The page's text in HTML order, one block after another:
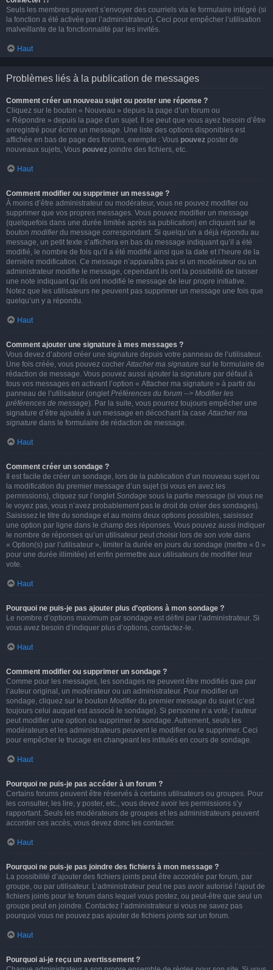
Seuls les membres peuvent s’envoyer des courriels via le formulaire intégré (si
la fonction a été activée par l’administrateur). Ceci pour empêcher l’utilisation
malveillante de la fonctionnalité par les invités.
Haut
Problèmes liés à la publication de messages
Comment créer un nouveau sujet ou poster une réponse ?
Cliquez sur le bouton « Nouveau » depuis la page d’un forum ou
« Répondre » depuis la page d’un sujet. Il se peut que vous ayez besoin d’être
enregistré pour écrire un message. Une liste des options disponibles est
affichée en bas de page des forums, exemple : Vous pouvez poster de
nouveaux sujets, Vous pouvez joindre des fichiers, etc.
Haut
Comment modifier ou supprimer un message ?
À moins d’être administrateur ou modérateur, vous ne pouvez modifier ou
supprimer que vos propres messages. Vous pouvez modifier un message
(quelquefois dans une durée limitée après sa publication) en cliquant sur le
bouton modifierdu message correspondant. Si quelqu’un a déjà répondu au
message, un petit texte s’affichera en bas du message indiquant qu’il a été
modifié, le nombre de fois qu’il a été modifié ainsi que la date et l’heure de la
dernière modification. Ce message n’apparaîtra pas si un modérateur ou un
administrateur modifie le message, cependant ils ont la possibilité de laisser
une note indiquant qu’ils ont modifié le message de leur propre initiative.
Notez que les utilisateurs ne peuvent pas supprimer un message une fois que
quelqu’un y a répondu.
Haut
Comment ajouter une signature à mes messages ?
Vous devez d’abord créer une signature depuis votre panneau de l’utilisateur.
Une fois créée, vous pouvez cocherAttacher ma signature sur le formulaire de
rédaction de message. Vous pouvez aussi ajouter la signature par défaut à
tous vos messages en activant l’option « Attacher ma signature » à partir du
panneau de l’utilisateur (onglet Préférences du forum --> Modifier les
préférences de message). Par la suite, vous pourrez toujours empêcher une
signature d’être ajoutée à un message en décochant la caseAttacher ma
signature dans le formulaire de rédaction de message.
Haut
Comment créer un sondage ?
Il est facile de créer un sondage, lors de la publication d’un nouveau sujet ou
la modification du premier message d’un sujet (si vous en avez les
permissions), cliquez sur l’onglet Sondage sous la partie message (si vous ne
le voyez pas, vous n’avez probablement pas le droit de créer des sondages).
Saisissez le titre du sondage et au moins deux options possibles, saisissez
une option par ligne dans le champ des réponses. Vous pouvez aussi indiquer
le nombre de réponses qu’un utilisateur peut choisir lors de son vote dans
« Option(s) par l’utilisateur », limiter la durée en jours du sondage (mettre « 0 »
pour une durée illimitée) et enfin permettre aux utilisateurs de modifier leur
vote.
Haut
Pourquoi ne puis-je pas ajouter plus d’options à mon sondage ?
Le nombre d’options maximum par sondage est défini par l’administrateur. Si
vous avez besoin d’indiquer plus d’options, contactez-le.
Haut
Comment modifier ou supprimer un sondage ?
Comme pour les messages, les sondages ne peuvent être modifiés que par
l’auteur original, un modérateur ou un administrateur. Pour modifier un
sondage, cliquez sur le bouton Modifierdu premier message du sujet (c’est
toujours celui auquel est associé le sondage). Si personne n’a voté, l’auteur
peut modifier une option ou supprimer le sondage. Autrement, seuls les
modérateurs et les administrateurs peuvent le modifier ou le supprimer. Ceci
pour empêcher le trucage en changeant les intitulés en cours de sondage.
Haut
Pourquoi ne puis-je pas accéder à un forum ?
Certains forums peuvent être réservés à certains utilisateurs ou groupes. Pour
les consulter, les lire, y poster, etc., vous devez avoir les permissions s’y
rapportant. Seuls les modérateurs de groupes et les administrateurs peuvent
accorder ces accès, vous devez donc les contacter.
Haut
Pourquoi ne puis-je pas joindre des fichiers à mon message ?
La possibilité d’ajouter des fichiers joints peut être accordée par forum, par
groupe, ou par utilisateur. L’administrateur peut ne pas avoir autorisé l’ajout de
fichiers joints pour le forum dans lequel vous postez, ou peut-être que seul un
groupe peut en joindre. Contactez l’administrateur si vous ne savez pas
pourquoi vous ne pouvez pas ajouter de fichiers joints sur un forum.
Haut
Pourquoi ai-je reçu un avertissement ?